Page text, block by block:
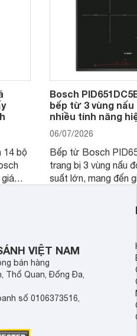
14 bộ
rửa
Bosch
bếp từ 3 vùng
nhiều tính năng
06/07/2026
Bếp từ Bosch
trang bị 3 vùng nấu
suất lớn, mang đến
VIỆT NAM
bán hàng
Thổ Quan, Đống Đa,
số 0106373516,